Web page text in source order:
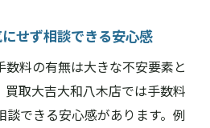
せず相談できる安心感
料の有無は大きな不安要素と
買取大吉大和八木店では手数料
できる安心感があります。例